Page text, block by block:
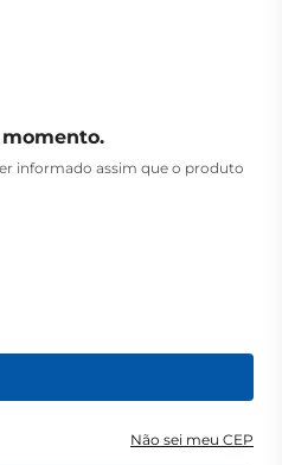
informado assim que o produto
Não sei meu CEP